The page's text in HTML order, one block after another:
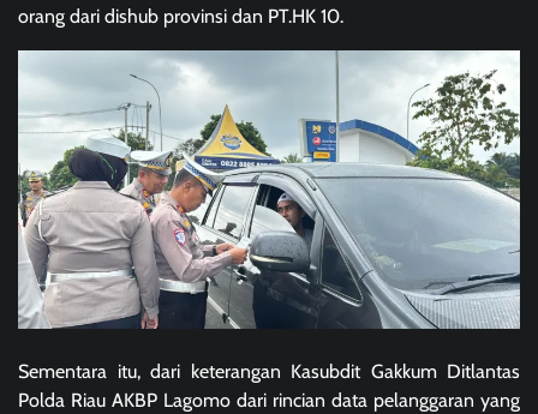
orang dari dishub provinsi dan PT.HK 10.
Sementara itu, dari keterangan Kasubdit Gakkum Ditlantas
Polda Riau AKBP Lagomo dari rincian data pelanggaran yang